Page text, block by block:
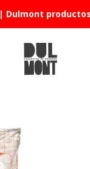
| Dulmont